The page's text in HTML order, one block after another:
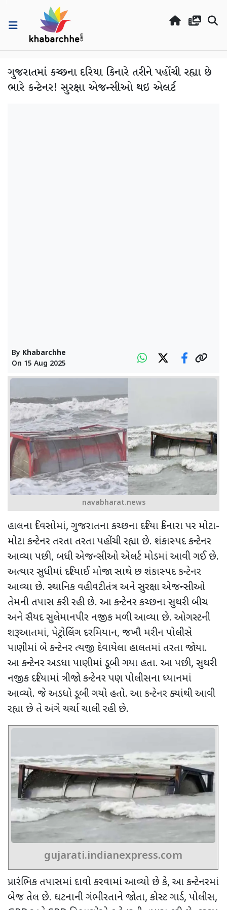
ગુજરાતમાં કચ્છના દરિયા કિનારે તરીને પહોંચી રહ્યા છે
ભારે કન્ટેનર! સુરક્ષા એજન્સીઓ થઇ એલર્ટ
By Khabarchhe
On 15 Aug 2025
navabharat.news
હાલના દિવસોમાં, ગુજરાતના કચ્છના દરિયા કિનારા પર મોટા-
મોટા કન્ટેનર તરતા તરતા પહોંચી રહ્યા છે. શંકાસ્પદ કન્ટેનર
આવ્યા પછી, બધી એજન્સીઓ એલર્ટ મોડમાં આવી ગઈ છે.
અત્યાર સુધીમાં દરિયાઈ મોજા સાથે છ શંકાસ્પદ કન્ટેનર
આવ્યા છે. સ્થાનિક વહીવટીતંત્ર અને સુરક્ષા એજન્સીઓ
તેમની તપાસ કરી રહી છે. આ કન્ટેનર કચ્છના સુથરી બીચ
અને સૈયદ સુલેમાનપીર નજીક મળી આવ્યા છે. ઓગસ્ટની
શરૂઆતમાં, પેટ્રોલિંગ દરમિયાન, જખૌ મરીન પોલીસે
પાણીમાં બે કન્ટેનર ત્યજી દેવાયેલા હાલતમાં તરતા જોયા.
આ કન્ટેનર અડધા પાણીમાં ડૂબી ગયા હતા. આ પછી, સુથરી
નજીક દરિયામાં ત્રીજો કન્ટેનર પણ પોલીસના ધ્યાનમાં
આવ્યો. જે અડધો ડૂબી ગયો હતો. આ કન્ટેનર ક્યાંથી આવી
રહ્યા છે તે અંગે ચર્ચા ચાલી રહી છે.
gujarati.indianexpress.com
પ્રારંભિક તપાસમાં દાવો કરવામાં આવ્યો છે કે, આ કન્ટેનરમાં
બેજ તેલ છે. ઘટનાની ગંભીરતાને જોતા, કોસ્ટ ગાર્ડ, પોલીસ,